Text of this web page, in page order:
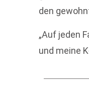
den
„Auf jeden
und meine